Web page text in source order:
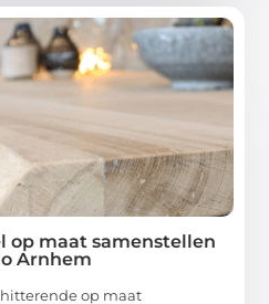
op maat samenstellen
Arnhem
op maat